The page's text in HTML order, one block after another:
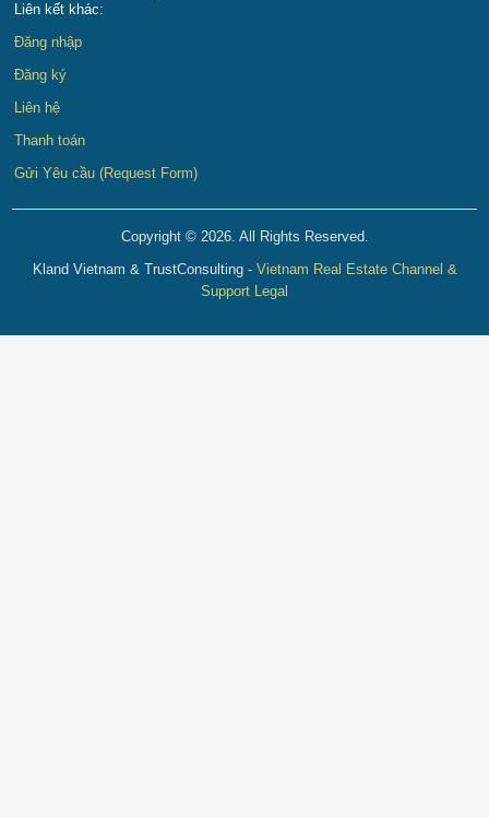
Liên kết khác:
Đăng nhập
Đăng ký
Liên hệ
Thanh toán
Gửi Yêu cầu (Request Form)
Copyright © 2026. All Rights Reserved.
Kland Vietnam & TrustConsulting - Vietnam Real Estate Channel &
Support Legal